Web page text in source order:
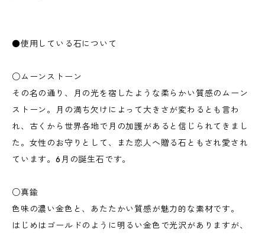
●使用している石について
○ムーンストーン
その名の通り、月の光を宿したような柔らかい質感のムーン
ストーン。月の満ち欠けによって大きさが変わるとも言わ
れ、古くから世界各地で月の加護があると信じられてきまし
た。女性のお守りとして、また恋人へ贈る石ともされ愛され
ています。6月の誕生石です。
○真鍮
色味の濃い金色と、あたたかい質感が魅力的な素材です。
はじめはゴールドのように明るい金色で光沢がありますが、